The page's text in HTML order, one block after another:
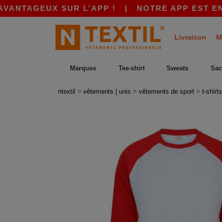
SUR L’APP !| NOTRE APP EST EN
Livraison
Marques Tee-shirt Sweats
ntextil > vêtements | unis > vêtements de sport > t-shirts